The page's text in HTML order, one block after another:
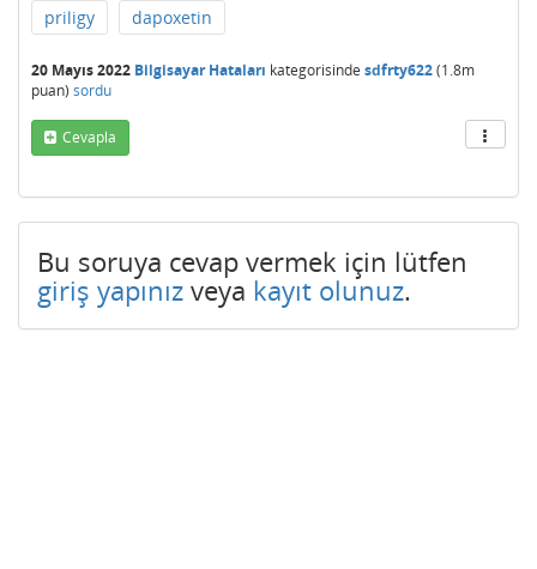
priligy dapoxetin
20 Mayıs 2022 Bilgisayar Hataları kategorisinde sdfrty622(1.8m
puan) sordu
Cevapla
Bu soruya cevap vermek için lütfen
giriş yapınız veya kayıt olunuz.